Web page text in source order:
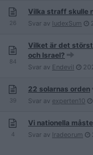
26
Vilka straff skulle
Svar av ludexSum
84
Vilket är det
och Israel?
Svar av Endevil
39
22 solarnas orden
Svar av experten10
4
Vi nationella
Svar av Iradeorum